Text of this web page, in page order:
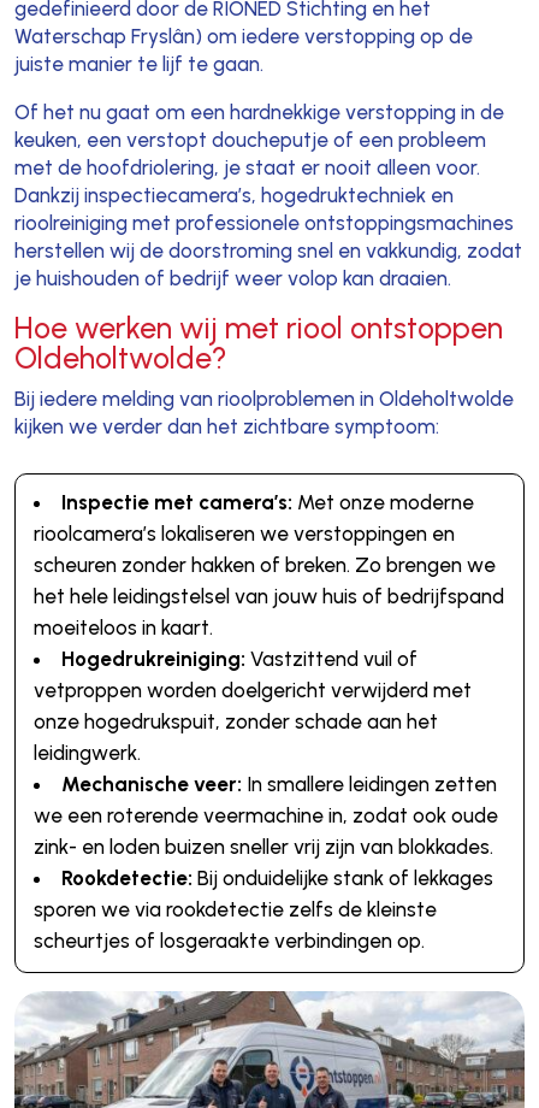
gedefinieerd door de RIONED Stichting en het
Waterschap Fryslân) om iedere verstopping op de
juiste manier te lijf te gaan.
Of het nu gaat om een hardnekkige verstopping in de
keuken, een verstopt doucheputje of een probleem
met de hoofdriolering, je staat er nooit alleen voor.
Dankzij inspectiecamera’s, hogedruktechniek en
rioolreiniging met professionele ontstoppingsmachines
herstellen wij de doorstroming snel en vakkundig, zodat
je huishouden of bedrijf weer volop kan draaien.
Hoe werken wij met riool ontstoppen
Oldeholtwolde?
Bij iedere melding van rioolproblemen in Oldeholtwolde
kijken we verder dan het zichtbare symptoom:
Inspectie met camera’s: Met onze moderne
rioolcamera’s lokaliseren we verstoppingen en
scheuren zonder hakken of breken. Zo brengen we
het hele leidingstelsel van jouw huis of bedrijfspand
moeiteloos in kaart.
Hogedrukreiniging: Vastzittend vuil of
vetproppen worden doelgericht verwijderd met
onze hogedrukspuit, zonder schade aan het
leidingwerk.
Mechanische veer: In smallere leidingen zetten
we een roterende veermachine in, zodat ook oude
zink- en loden buizen sneller vrij zijn van blokkades.
Rookdetectie: Bij onduidelijke stank of lekkages
sporen we via rookdetectie zelfs de kleinste
scheurtjes of losgeraakte verbindingen op.